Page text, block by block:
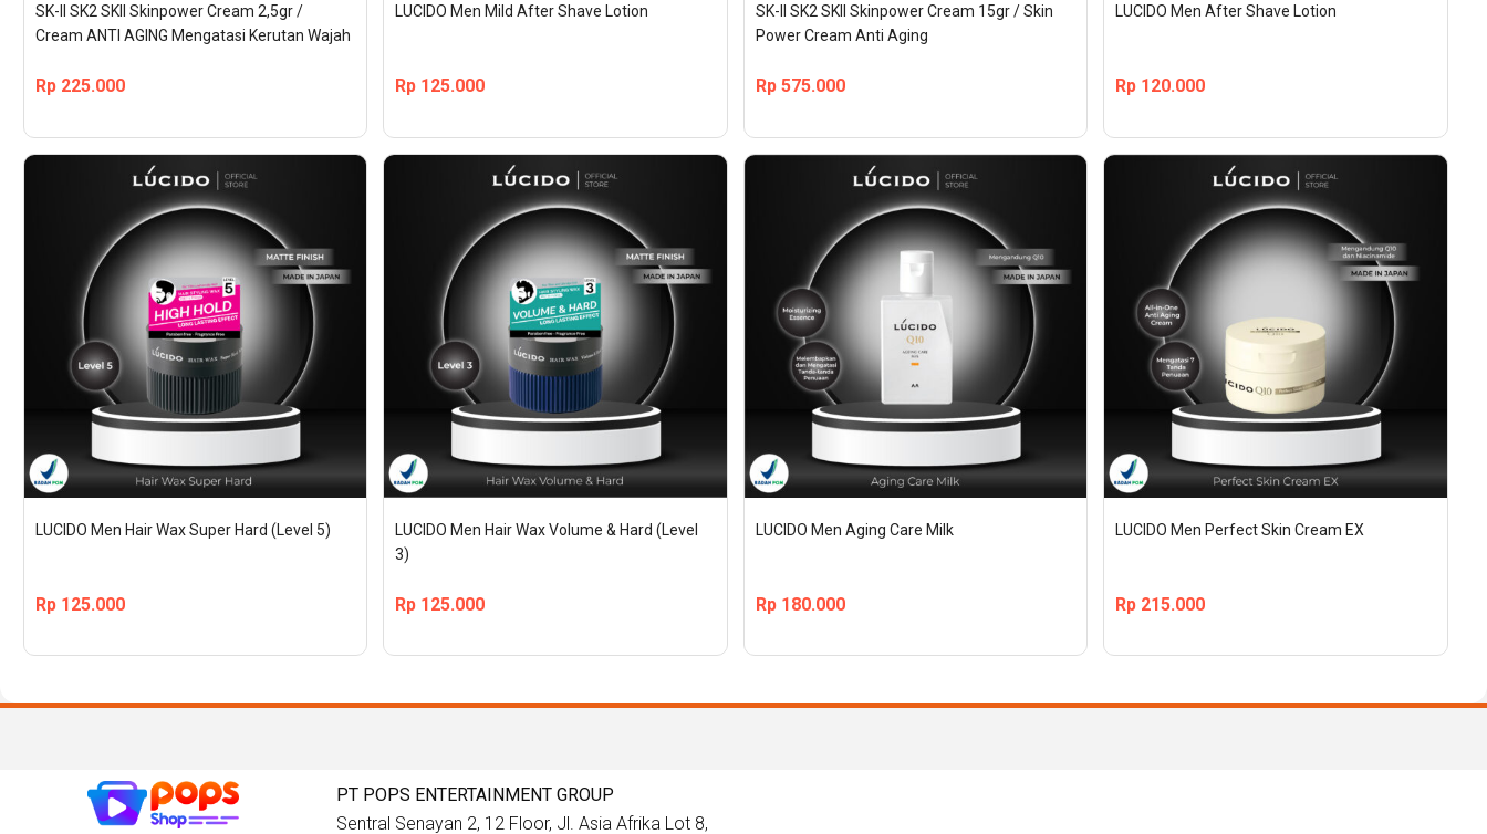
SK-II SK2 SKII Skinpower Cream 2,5gr /
Cream ANTI AGING Mengatasi Kerutan Wajah
Rp 225.000
LUCIDO Men Mild After Shave Lotion
Rp 125.000
SK-II SK2 SKII Skinpower Cream 15gr / Skin
Power Cream Anti Aging
Rp575.000
LUCIDO Men After Shave Lotion
Rp 120.000
LUCIDO Men Hair Wax Super Hard (Level 5)
Rp 125.000
LUCIDO Men Hair Wax Volume & Hard (Level
3)
Rp 125.000
LUCIDO Men Aging Care Milk
Rp180.000
LUCIDO Men Perfect Skin Cream EX
Rp 215.000
PT POPS ENTERTAINMENT GROUP
Sentral Senayan 2, 12 Floor, Jl. Asia Afrika Lot 8,